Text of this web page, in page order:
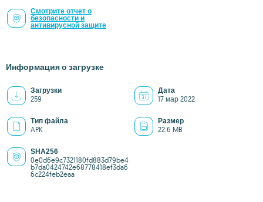
Смотрите отчет о
безопасности и
антивирусной защите
Информация о загрузке
Загрузки
259
Дата
17 мар 2022
Тип файла
APK
Размер
22.6 MB
SHA256
0e0d6e9c7321180fd883d79be4
b7da0424742e68778418ef3da6
6c224feb2eaa